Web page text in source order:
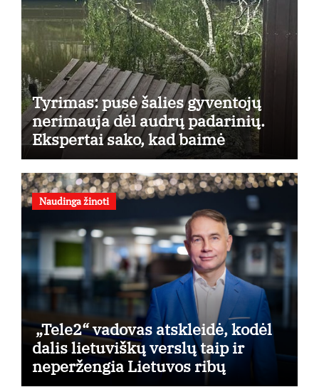
Tyrimas: pusė šalies gyventojų
nerimauja dėl audrų padarinių.
Ekspertai sako, kad baimė
pagrįsta
Naudinga žinoti
„Tele2“ vadovas atskleidė, kodėl
dalis lietuviškų verslų taip ir
neperžengia Lietuvos ribų